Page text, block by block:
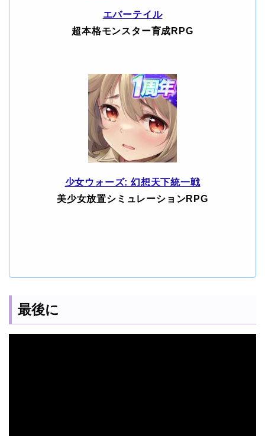
エバーテイル
超本格モンスター育成RPG
少女ウォーズ: 幻想天下統一戦
美少女放置シミュレーションRPG
最後に